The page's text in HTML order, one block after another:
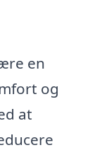
en
og
at